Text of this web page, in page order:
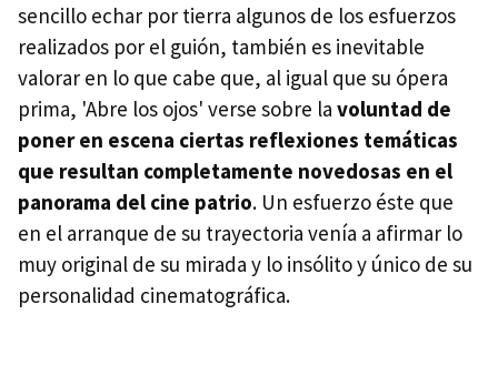
sencillo echar por tierra algunos de los esfuerzos
realizados por el guión, también es inevitable
valorar en lo que cabe que, al igual que su ópera
prima, 'Abre los ojos' verse sobre la voluntad de
poner en escena ciertas reflexiones temáticas
que resultan completamente novedosas en el
panorama del cine patrio. Un esfuerzo éste que
en el arranque de su trayectoria venía a afirmar lo
muy original de su mirada y lo insólito y único de su
personalidad cinematográfica.